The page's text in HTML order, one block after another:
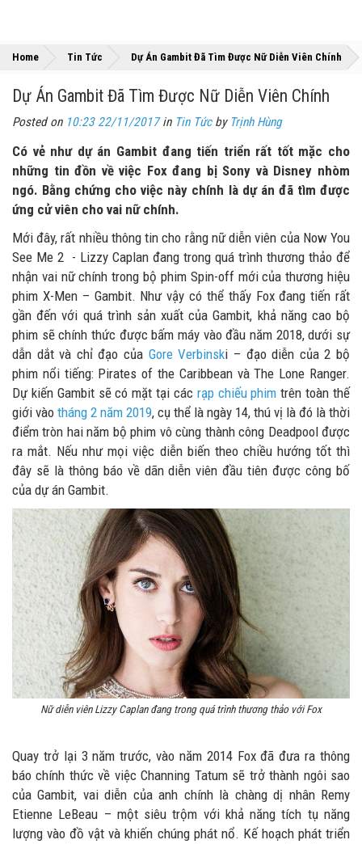
Home »
Tin Tức »
Dự Án Gambit Đã Tìm Được Nữ Diễn Viên Chính
Dự Án Gambit Đã Tìm Được Nữ Diễn Viên Chính
Posted on 10:23 22/11/2017in Tin Tứcby Trịnh Hùng
Có vẻ như dự án Gambit đang tiến triển rất tốt mặc cho
những tin đồn về việc Fox đang bị Sony và Disney nhòm
ngó. Bằng chứng cho việc này chính là dự án đã tìm được
ứng cử viên cho vai nữ chính.
Mới đây, rất nhiều thông tin cho rằng nữ diễn viên của Now You
See Me 2 - Lizzy Caplan đang trong quá trình thương thảo để
nhận vai nữ chính trong bộ phim Spin-off mới của thương hiệu
phim X-Men – Gambit. Như vậy có thể thấy Fox đang tiến rất
gần đến với quá trình sản xuất của Gambit, khả năng cao bộ
phim sẽ chính thức được bấm máy vào đầu năm 2018, dưới sự
dẫn dắt và chỉ đạo của Gore Verbinski – đạo diễn của 2 bộ
phim nổi tiếng: Pirates of the Caribbean và The Lone Ranger.
Dự kiến Gambit sẽ có mặt tại các rạp chiếu phim trên toàn thế
giới vào tháng 2 năm 2019, cụ thể là ngày 14, thú vị là đó là thời
điểm tròn hai năm bộ phim vô cùng thành công Deadpool được
ra mắt. Nếu như mọi việc diễn biến theo chiều hướng tốt thì
đây sẽ là thông báo về dãn diễn viên đầu tiên được công bố
của dự án Gambit.
Nữ diễn viên Lizzy Caplan đang trong quá trình thương thảo với Fox
Quay trở lại 3 năm trước, vào năm 2014 Fox đã đưa ra thông
báo chính thức về việc Channing Tatum sẽ trở thành ngôi sao
của Gambit, vai diễn của anh chính là chàng dị nhân Remy
Etienne LeBeau – một siêu trộm với khả năng tích tụ năng
lượng vào đồ vật và khiến chúng phát nổ. Kế hoạch phát triển